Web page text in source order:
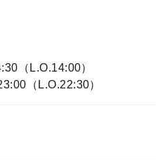
（L.O.14:00）
（L.O.22:30）